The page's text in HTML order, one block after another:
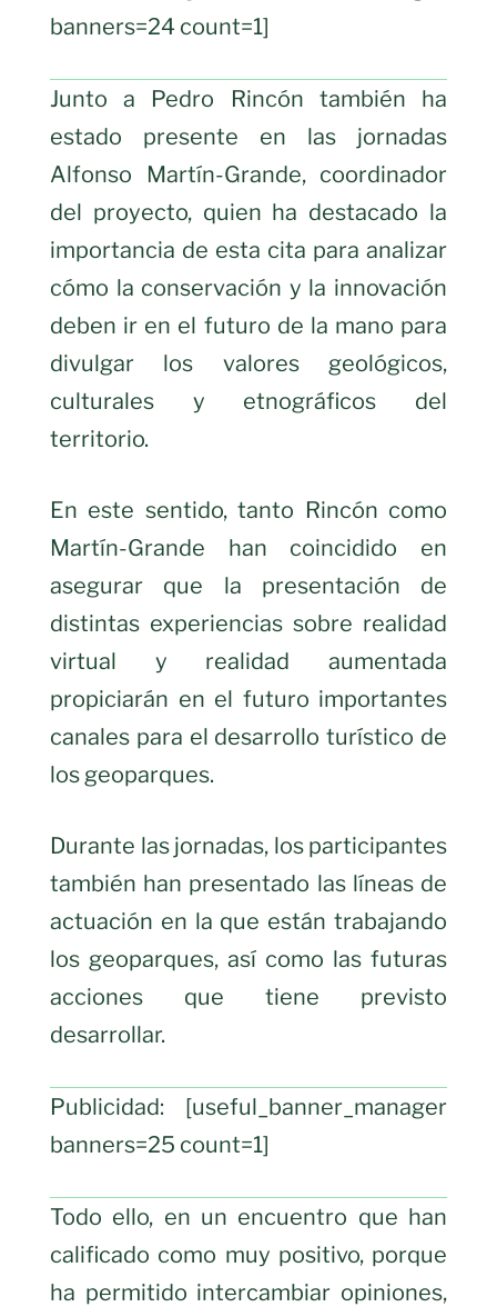
banners=24 count=1]
Junto a Pedro Rincón también ha
estado presente en las jornadas
Alfonso Martín-Grande, coordinador
del proyecto, quien ha destacado la
importancia de esta cita para analizar
cómo la conservación y la innovación
deben ir en el futuro de la mano para
divulgar los valores geológicos,
culturales y etnográficos del
territorio.
En este sentido, tanto Rincón como
Martín-Grande han coincidido en
asegurar que la presentación de
distintas experiencias sobre realidad
virtual y realidad aumentada
propiciarán en el futuro importantes
canales para el desarrollo turístico de
los geoparques.
Durante las jornadas, los participantes
también han presentado las líneas de
actuación en la que están trabajando
los geoparques, así como las futuras
acciones que tiene previsto
desarrollar.
Publicidad: [useful_banner_manager
banners=25 count=1]
Todo ello, en un encuentro que han
calificado como muy positivo, porque
ha permitido intercambiar opiniones,